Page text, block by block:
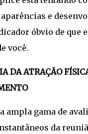
aparências e
óbvio de que
você.
DA ATRAÇÃO
ampla gama de
da